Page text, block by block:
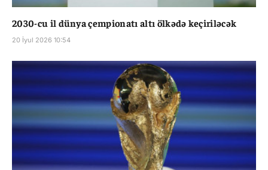
2030-cu il dünya çempionatı altı ölkədə keçiriləcək
20 İyul 2026 10:54